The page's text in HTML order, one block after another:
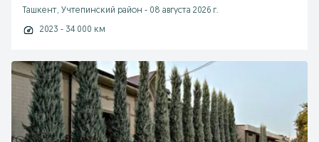
Ташкент, Учтепинский район - 08 августа 2026 г.
2023 - 34 000 км